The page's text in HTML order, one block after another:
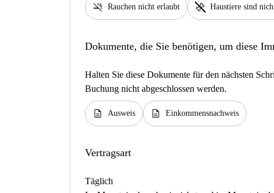
smoke_free Rauchen nicht erlaubt pet_supplies Haustiere sind
Dokumente, die Sie benötigen, um diese
Halten Sie diese Dokumente für den nächsten
Buchung nicht abgeschlossen werden.
description Ausweis description Einkommensnachweis
Vertragsart
Täglich